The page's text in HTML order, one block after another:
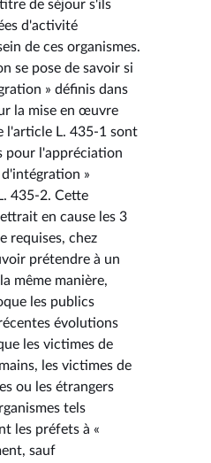
de séjour s'ils
d'activité
de ces organismes.
se pose de savoir si
» définis dans
la mise en œuvre
l'article L. 435-1 sont
pour l'appréciation
»
435-2. Cette
en cause les 3
requises, chez
prétendre à un
même manière,
les publics
évolutions
les victimes de
les victimes de
ou les étrangers
tels
les préfets à «
sauf